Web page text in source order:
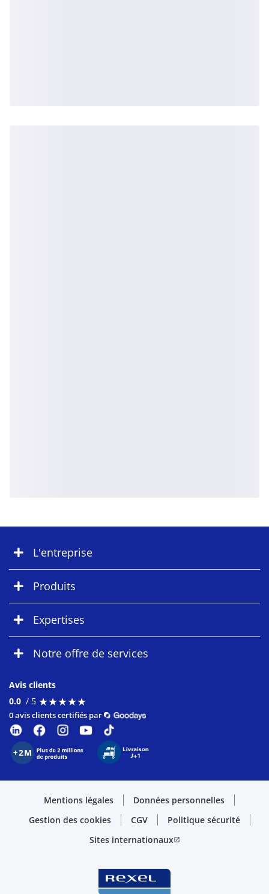
L'entreprise
Produits
Expertises
Notre offre de services
Avis clients
0.0 / 5 ★★★★★
★★★★★
0 avis clients certifiés par
Mentions légales
Données personnelles
Gestion des cookies
CGV
Politique sécurité
Sites internationauxopen_in_new